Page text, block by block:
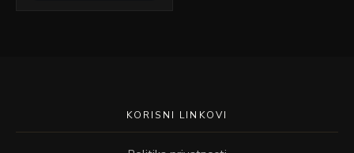
KORISNI LINKOVI